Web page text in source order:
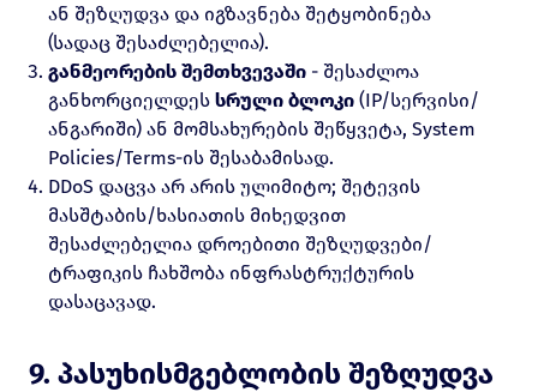
ან შეზღუდვა და იგზავნება შეტყობინება
(სადაც შესაძლებელია).
განმეორების შემთხვევაში - შესაძლოა
განხორციელდეს სრული ბლოკი (IP/სერვისი/
ანგარიში) ან მომსახურების შეწყვეტა, System
Policies/Terms-ის შესაბამისად.
DDoS დაცვა არ არის ულიმიტო; შეტევის
მასშტაბის/ხასიათის მიხედვით
შესაძლებელია დროებითი შეზღუდვები/
ტრაფიკის ჩახშობა ინფრასტრუქტურის
დასაცავად.
9. პასუხისმგებლობის შეზღუდვა